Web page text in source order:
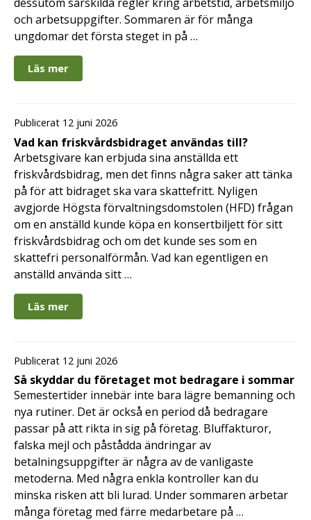
och arbetsuppgifter. Sommaren är för många
ungdomar det första steget in på …
Läs mer
Publicerat 12 juni 2026
Vad kan friskvårdsbidraget användas till?
Arbetsgivare kan erbjuda sina anställda ett
friskvårdsbidrag, men det finns några saker att tänka
på för att bidraget ska vara skattefritt. Nyligen
avgjorde Högsta förvaltningsdomstolen (HFD) frågan
om en anställd kunde köpa en konsertbiljett för sitt
friskvårdsbidrag och om det kunde ses som en
skattefri personalförmån. Vad kan egentligen en
anställd använda sitt …
Läs mer
Publicerat 12 juni 2026
Så skyddar du företaget mot bedragare i sommar
Semestertider innebär inte bara lägre bemanning och
nya rutiner. Det är också en period då bedragare
passar på att rikta in sig på företag. Bluffakturor,
falska mejl och påstådda ändringar av
betalningsuppgifter är några av de vanligaste
metoderna. Med några enkla kontroller kan du
minska risken att bli lurad. Under sommaren arbetar
många företag med färre medarbetare på …